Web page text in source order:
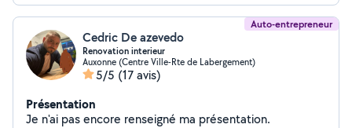
Auto-entrepreneur
Cedric De azevedo
Renovation interieur
Auxonne (Centre Ville-Rte de Labergement)
5/5 (17 avis)
Présentation
Je n'ai pas encore renseigné ma présentation.